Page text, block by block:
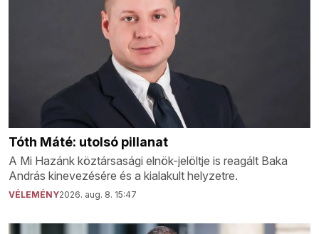
Tóth Máté: utolsó pillanat
A Mi Hazánk köztársasági elnök-jelöltje is reagált Baka
András kinevezésére és a kialakult helyzetre.
VÉLEMÉNY2026. aug. 8. 15:47